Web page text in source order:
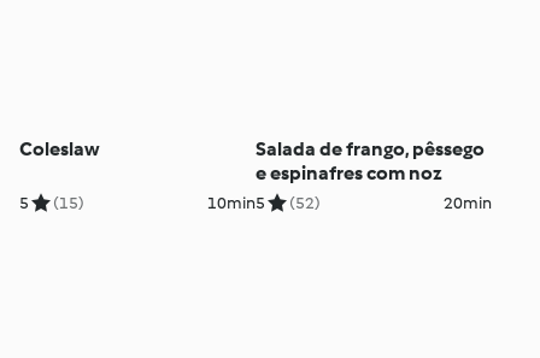
Coleslaw
5 (15) 10min
Salada de frango, pêssego
e espinafres com noz
5 (52) 20min